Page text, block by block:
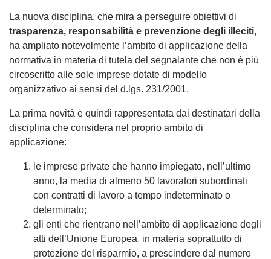
La nuova disciplina, che mira a perseguire obiettivi di
trasparenza, responsabilità e prevenzione degli illeciti,
ha ampliato notevolmente l’ambito di applicazione della
normativa in materia di tutela del segnalante che non è più
circoscritto alle sole imprese dotate di modello
organizzativo ai sensi del d.lgs. 231/2001.
La prima novità è quindi rappresentata dai destinatari della
disciplina che considera nel proprio ambito di
applicazione:
le imprese private che hanno impiegato, nell’ultimo
anno, la media di almeno 50 lavoratori subordinati
con contratti di lavoro a tempo indeterminato o
determinato;
gli enti che rientrano nell’ambito di applicazione degli
atti dell’Unione Europea, in materia soprattutto di
protezione del risparmio, a prescindere dal numero